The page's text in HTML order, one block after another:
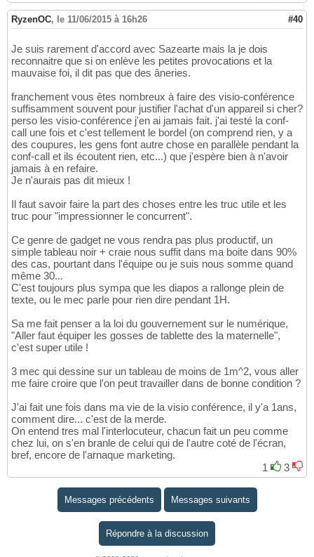
RyzenOC, le 11/06/2015 à 16h26 #40
Je suis rarement d'accord avec Sazearte mais la je dois
reconnaitre que si on enlève les petites provocations et la
mauvaise foi, il dit pas que des âneries.
franchement vous êtes nombreux à faire des visio-conférence
suffisamment souvent pour justifier l'achat d'un appareil si cher?
perso les visio-conférence j'en ai jamais fait. j'ai testé la conf-
call une fois et c'est tellement le bordel (on comprend rien, y a
des coupures, les gens font autre chose en parallèle pendant la
conf-call et ils écoutent rien, etc...) que j'espère bien à n'avoir
jamais à en refaire.
Je n'aurais pas dit mieux !
Il faut savoir faire la part des choses entre les truc utile et les
truc pour "impressionner le concurrent".
Ce genre de gadget ne vous rendra pas plus productif, un
simple tableau noir + craie nous suffit dans ma boite dans 90%
des cas, pourtant dans l'équipe ou je suis nous somme quand
même 30...
C'est toujours plus sympa que les diapos a rallonge plein de
texte, ou le mec parle pour rien dire pendant 1H.
Sa me fait penser a la loi du gouvernement sur le numérique,
"Aller faut équiper les gosses de tablette des la maternelle",
c'est super utile !
3 mec qui dessine sur un tableau de moins de 1m^2, vous aller
me faire croire que l'on peut travailler dans de bonne condition ?
J'ai fait une fois dans ma vie de la visio conférence, il y'a 1ans,
comment dire... c'est de la merde.
On entend tres mal l'interlocuteur, chacun fait un peu comme
chez lui, on s'en branle de celui qui de l'autre coté de l'écran,
bref, encore de l'arnaque marketing.
1
3
Messages précédents Messages suivants
Répondre à la discussion